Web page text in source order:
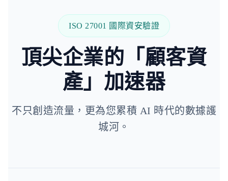
ISO 27001 國際資安驗證
頂尖企業的「顧客資
產」加速器
不只創造流量，更為您累積 AI 時代的數據護
城河。